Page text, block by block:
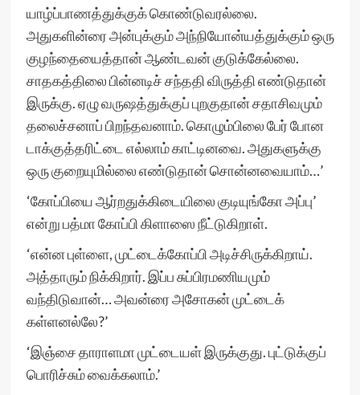
யாழ்ப்பாணத்துக்குக் கொண்டுவரல்லை.
அதுகளின்ரை அன்புக்கும் அந்நியோன்யத்துக்கும் ஒரு
குழந்தையைத்தான் ஆண்டவன் குடுக்கேல்லை.
சாதகத்திலை பின்னடிச் சந்ததி விருத்தி எண்டுதான்
இருக்கு. ஏழு வருஷத்துக்குப் புறகுதான் சதாசிவமும்
தலைச்சனாப் பிறந்தவனாம். கொழும்பிலை பேர் போன
டாக்குத்தரிட்டை எல்லாம் காட்டினவை. அதுகளுக்கு
ஒரு குறையுமில்லை எண்டுதான் சொன்னவையாம்…’
‘கோப்பியை ஆர்றதுக்கிடையிலை குடியுங்கோ அப்பு’
என்று பத்மா கோப்பி கிளாஸை நீட்டுகிறாள்.
‘என்ன புள்ளை, முட்டைக்கோப்பி அடிச்சிருக்கிறாய்.
அத்தாரும் நிக்கிறார். இப்ப சுப்பிரமணியமும்
வந்திடுவான்… அவன்ரை அசோகன் முட்டைக்
கள்ளனல்லே?’
‘இஞ்சை தாராளமா முட்டையள் இருக்குது. புட்டுக்குப்
பொரிச்சும் வைக்கலாம்.’